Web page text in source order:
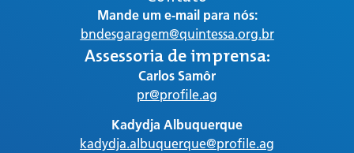
Mande um e-mail para nós:
bndesgaragem@quintessa.org.br
Assessoria de imprensa:
Carlos Samôr
pr@profile.ag
Kadydja Albuquerque
kadydja.albuquerque@profile.ag